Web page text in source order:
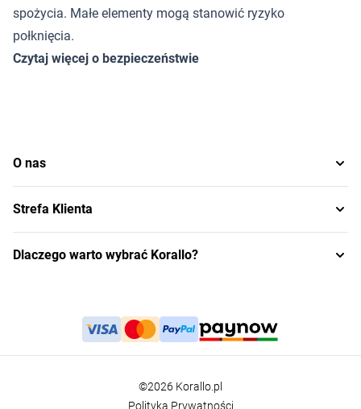
spożycia. Małe elementy mogą stanowić ryzyko
połknięcia.
Czytaj więcej o bezpieczeństwie
O nas
Strefa Klienta
Dlaczego warto wybrać Korallo?
©2026 Korallo.pl
Polityka Prywatności